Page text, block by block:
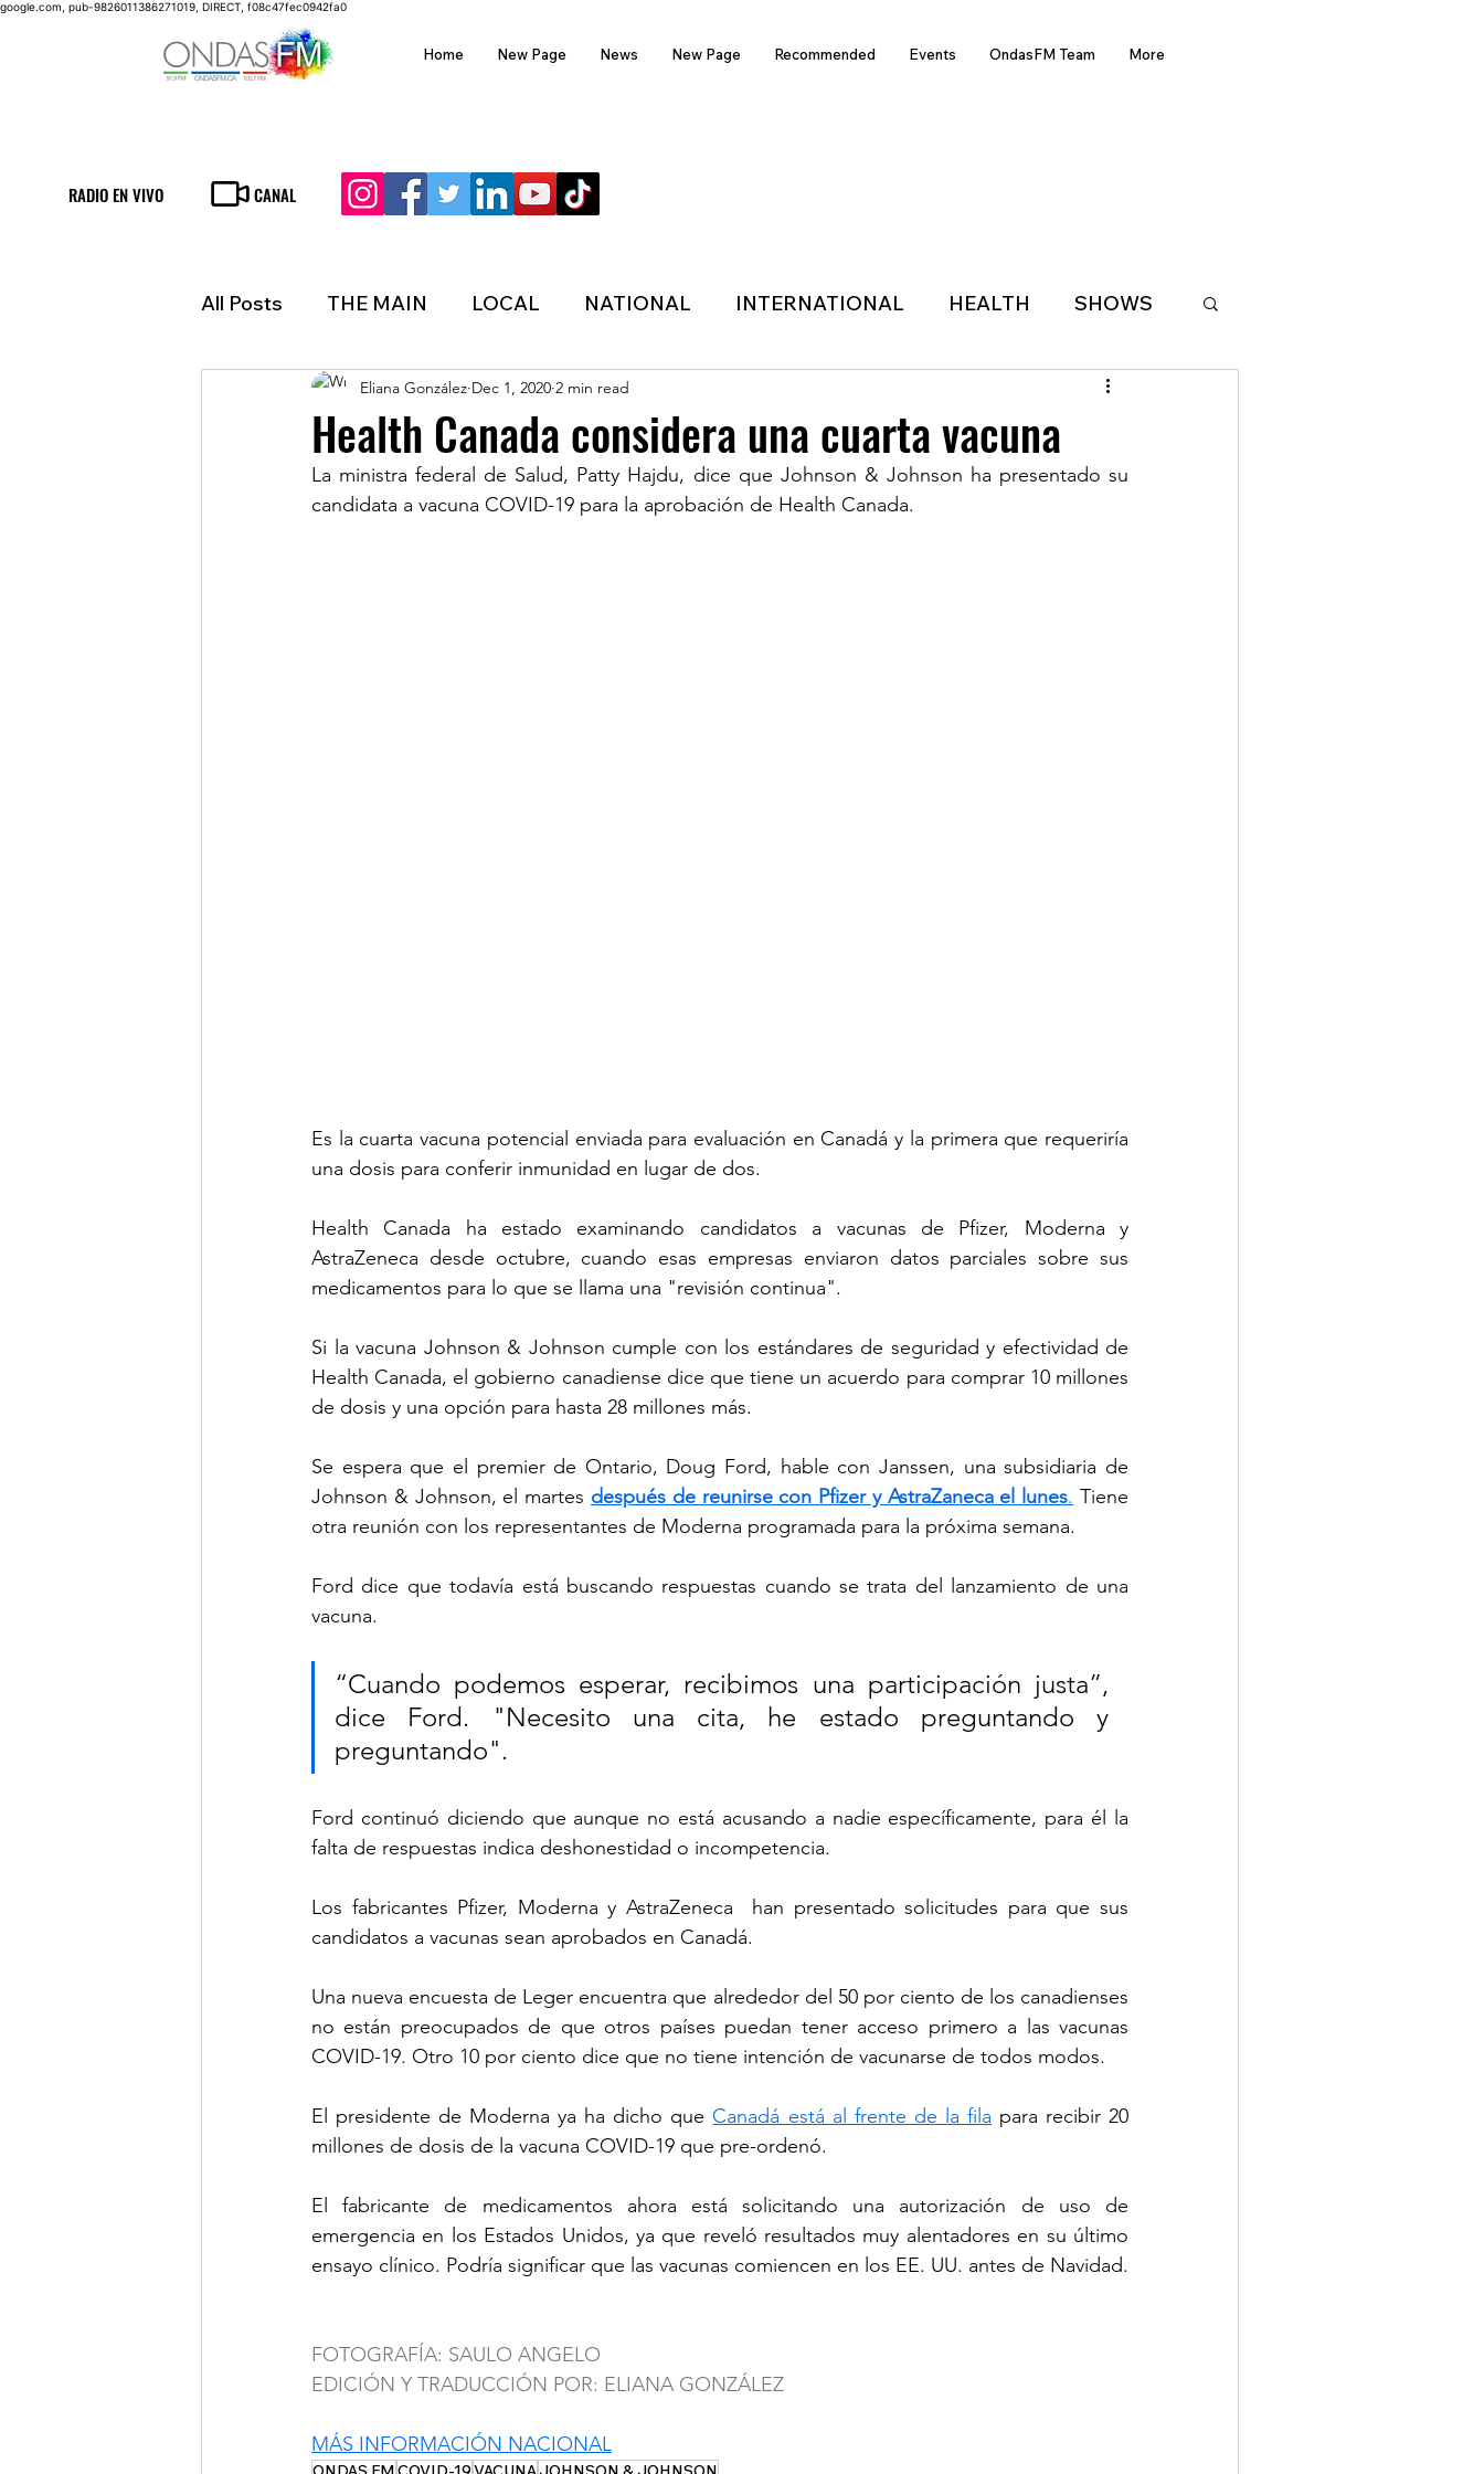
google.com, pub-9826011386271019, DIRECT, f08c47fec0942fa0
Home New Page News New Page Recommended Events OndasFM Team More
RADIO EN VIVO CANAL
All Posts THE MAIN LOCAL NATIONAL INTERNATIONAL HEALTH SHOWS
LIFESTYLE FINANCE TECHNOLOGY LATIN AMERICA
INMIGRATION WEATHER POLITIC ONDASFM RECOMMENDED OF THE WEEK
Health Canada considera una cuarta vacuna
Eliana González Dec 1, 2020 2 min read
La ministra federal de Salud, Patty Hajdu, dice que Johnson & Johnson ha presentado su
candidata a vacuna COVID-19 para la aprobación de Health Canada.
Es la cuarta vacuna potencial enviada para evaluación en Canadá y la primera que requeriría
una dosis para conferir inmunidad en lugar de dos.
Health Canada ha estado examinando candidatos a vacunas de Pfizer, Moderna y
AstraZeneca desde octubre, cuando esas empresas enviaron datos parciales sobre sus
medicamentos para lo que se llama una "revisión continua".
Si la vacuna Johnson & Johnson cumple con los estándares de seguridad y efectividad de
Health Canada, el gobierno canadiense dice que tiene un acuerdo para comprar 10 millones
de dosis y una opción para hasta 28 millones más.
Se espera que el premier de Ontario, Doug Ford, hable con Janssen, una subsidiaria de
Johnson & Johnson, el martes después de reunirse con Pfizer y AstraZaneca el lunes. Tiene
otra reunión con los representantes de Moderna programada para la próxima semana.
Ford dice que todavía está buscando respuestas cuando se trata del lanzamiento de una
vacuna.
“Cuando podemos esperar, recibimos una participación justa”,
dice Ford. "Necesito una cita, he estado preguntando y
preguntando".
Ford continuó diciendo que aunque no está acusando a nadie específicamente, para él la
falta de respuestas indica deshonestidad o incompetencia.
Los fabricantes Pfizer, Moderna y AstraZeneca  han presentado solicitudes para que sus
candidatos a vacunas sean aprobados en Canadá.
Una nueva encuesta de Leger encuentra que alrededor del 50 por ciento de los canadienses
no están preocupados de que otros países puedan tener acceso primero a las vacunas
COVID-19. Otro 10 por ciento dice que no tiene intención de vacunarse de todos modos.
El presidente de Moderna ya ha dicho que Canadá está al frente de la fila para recibir 20
millones de dosis de la vacuna COVID-19 que pre-ordenó.
El fabricante de medicamentos ahora está solicitando una autorización de uso de
emergencia en los Estados Unidos, ya que reveló resultados muy alentadores en su último
ensayo clínico. Podría significar que las vacunas comiencen en los EE. UU. antes de Navidad.
FOTOGRAFÍA: SAULO ANGELO
EDICIÓN Y TRADUCCIÓN POR: ELIANA GONZÁLEZ
MÁS INFORMACIÓN NACIONAL